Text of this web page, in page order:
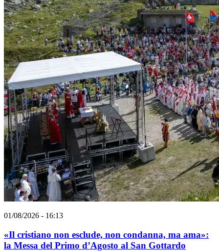
01/08/2026 - 16:13
«Il cristiano non esclude, non condanna, ma ama»:
la Messa del Primo d’Agosto al San Gottardo